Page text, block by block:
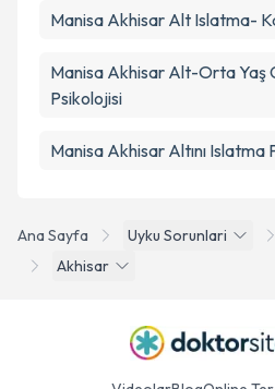
Ana Sayfa Uyku Sorunlari
Akhisar
Manisa Akhisar Alt Islatma-
Manisa Akhisar Alt-Orta Yaş
Psikolojisi
Manisa Akhisar Altını Islatma